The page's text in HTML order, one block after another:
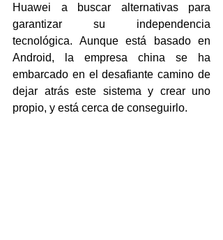
Huawei a buscar alternativas para
garantizar su independencia
tecnológica. Aunque está basado en
Android, la empresa china se ha
embarcado en el desafiante camino de
dejar atrás este sistema y crear uno
propio, y está cerca de conseguirlo.